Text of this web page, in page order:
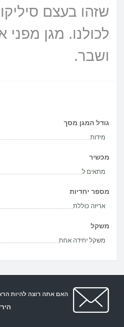
שזהו בעצם
לכולנו. מגן
ושבר.
גודל המגן מסך
מידות
מכשיר
מתאים ל
מספר יחדיות
אריזה כוללת
משקל
משקל יחידה אחת
האם אתה רוצה להיות